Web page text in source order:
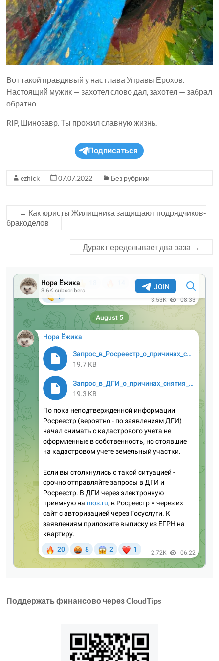
Вот такой правдивый у нас глава Управы Ерохов.
Настоящий мужик — захотел слово дал, захотел — забрал
обратно.
RIP, Шинозавр. Ты прожил славную жизнь.
Подписаться
ezhick 07.07.2022 Без рубрики
← Как юристы Жилищника защищают подрядчиков-
бракоделов
Дурак переделывает два раза →
Поддержать финансово через CloudTips